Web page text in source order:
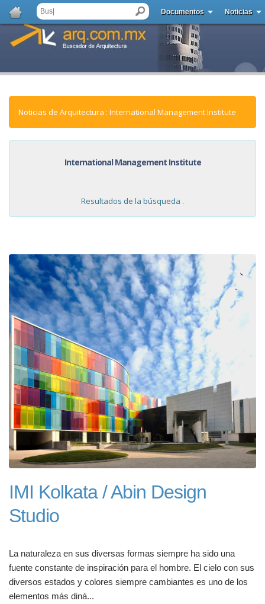
Documentos Noticias
Noticias de Arquitectura : International Management Institute
International Management Institute
Resultados de la búsqueda .
IMI Kolkata / Abin Design
Studio
La naturaleza en sus diversas formas siempre ha sido una
fuente constante de inspiración para el hombre. El cielo con sus
diversos estados y colores siempre cambiantes es uno de los
elementos más diná...